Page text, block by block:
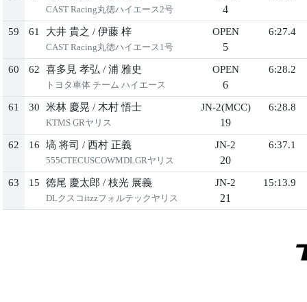
CAST Racing丸徳ハイエース2号 4
59 61 ⼤井 貴之 / 伊藤 梓
CAST Racing丸徳ハイエース1号
OPEN
5
6:27.4
60 62 喜多⾒ 孝弘 / 浦 雅史
トヨタ⾞体 チーム ハイエース
OPEN
6
6:28.2
61 30 ⽶林 慶晃 / ⽊村 悟⼠
KTMS GRヤリス
JN-2(MCC)
19
6:28.8
62 16 塙 将司 / ⻄村 正義
555CTECUSCOWMDLGRヤリス
JN-2
20
6:37.1
63 15 徳尾 慶太郎 / 枝光 展義
DLクスコitzzフォルテックヤリス
JN-2
21
15:13.9